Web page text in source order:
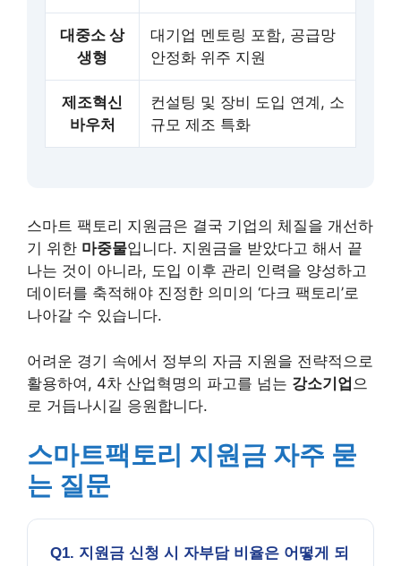
대중소 상
생형
대기업 멘토링 포함, 공급망
안정화 위주 지원
제조혁신
바우처
컨설팅 및 장비 도입 연계, 소
규모 제조 특화
스마트 팩토리 지원금은 결국 기업의 체질을 개선하
기 위한 마중물입니다. 지원금을 받았다고 해서 끝
나는 것이 아니라, 도입 이후 관리 인력을 양성하고
데이터를 축적해야 진정한 의미의 ‘다크 팩토리’로
나아갈 수 있습니다.
어려운 경기 속에서 정부의 자금 지원을 전략적으로
활용하여, 4차 산업혁명의 파고를 넘는 강소기업 으
로 거듭나시길 응원합니다.
스마트팩토리 지원금 자주 묻
는 질문
Q1. 지원금 신청 시 자부담 비율은 어떻게 되